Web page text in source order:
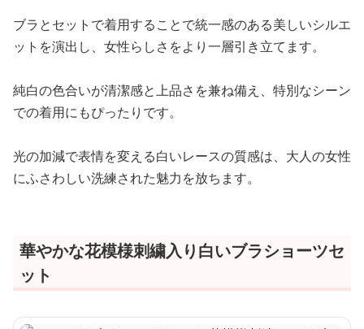
ブラとセットで着用することで統一感のある美しいシルエ
ットを演出し、女性らしさをより一層引き立てます。
純白の色合いが清潔感と上品さを兼ね備え、特別なシーン
での着用にもぴったりです。
光の加減で表情を変える白いレースの質感は、大人の女性
にふさわしい洗練された魅力を放ちます。
華やかな花模様刺繍入り白いブラショーツセ
ット